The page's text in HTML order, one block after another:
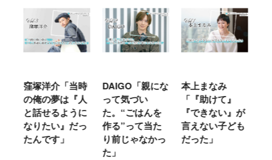
窪塚洋介「当時
の俺の夢は『人
と話せるように
なりたい』だっ
たんです」
DAIGO「親にな
って気づい
た。“ごはんを
作る”って当た
り前じゃなかっ
た」
本上まなみ
「『助けて』
『できない』が
言えない子ども
だった」